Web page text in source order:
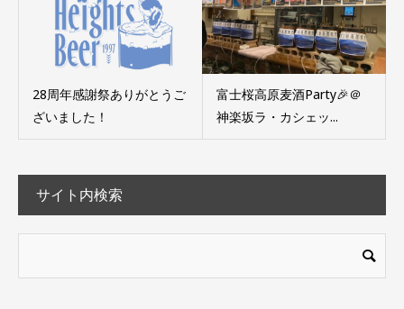
28周年感謝祭ありがとうご
ざいました！
富士桜高原麦酒Party🎉＠
神楽坂ラ・カシェッ...
サイト内検索